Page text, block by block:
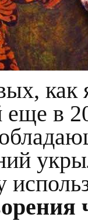
как
еще в